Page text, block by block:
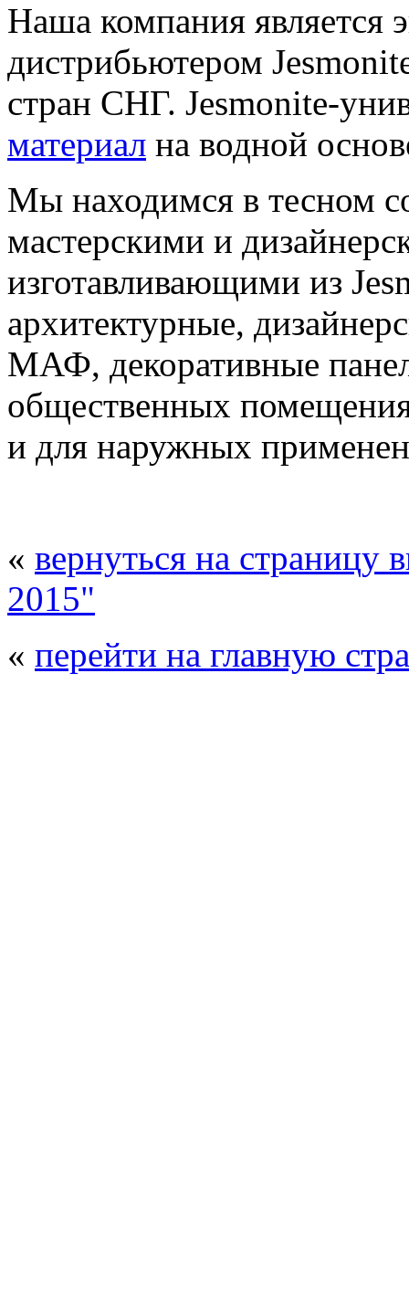
Наша компания является
дистрибьютером
стран СНГ. Jesmonite-
материал на водной
Мы находимся в тесном
мастерскими и
изготавливающими из
архитектурные,
МАФ, декоративные
общественных
и для наружных
« вернуться на страницу
2015"
« перейти на главную